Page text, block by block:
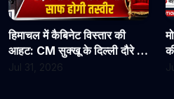
हिमाचल में कैबिनेट विस्तार की
आहट: CM सुक्खू के दिल्ली दौरे से